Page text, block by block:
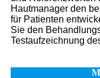
Hautmanager den
für Patienten
Sie den
Testaufzeichnung